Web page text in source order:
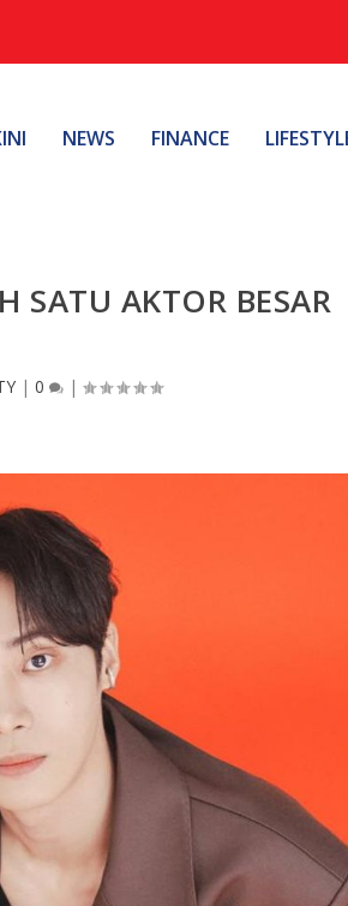
NEWS FINANCE
SATU AKTOR BESAR
|0 |